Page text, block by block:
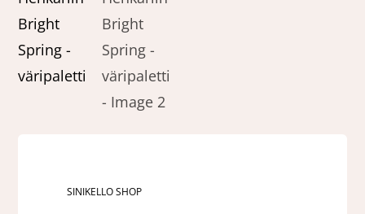
SINIKELLO SHOP